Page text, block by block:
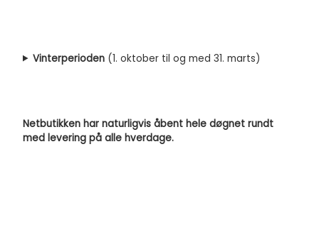
Vinterperioden (1. oktober til og med 31. marts)
Netbutikken har naturligvis åbent hele døgnet rundt
med levering på alle hverdage.